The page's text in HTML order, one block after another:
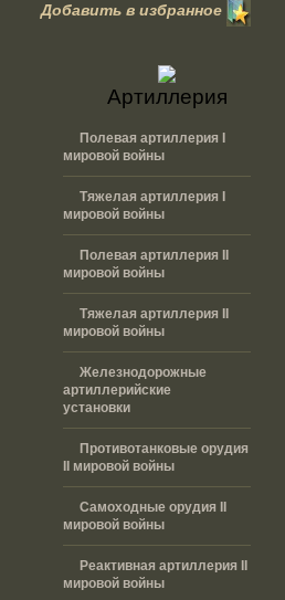
Добавить в избранное
Артиллерия
Полевая артиллерия I
мировой войны
Тяжелая артиллерия I
мировой войны
Полевая артиллерия II
мировой войны
Тяжелая артиллерия II
мировой войны
Железнодорожные
артиллерийские
установки
Противотанковые орудия
II мировой войны
Самоходные орудия II
мировой войны
Реактивная артиллерия II
мировой войны